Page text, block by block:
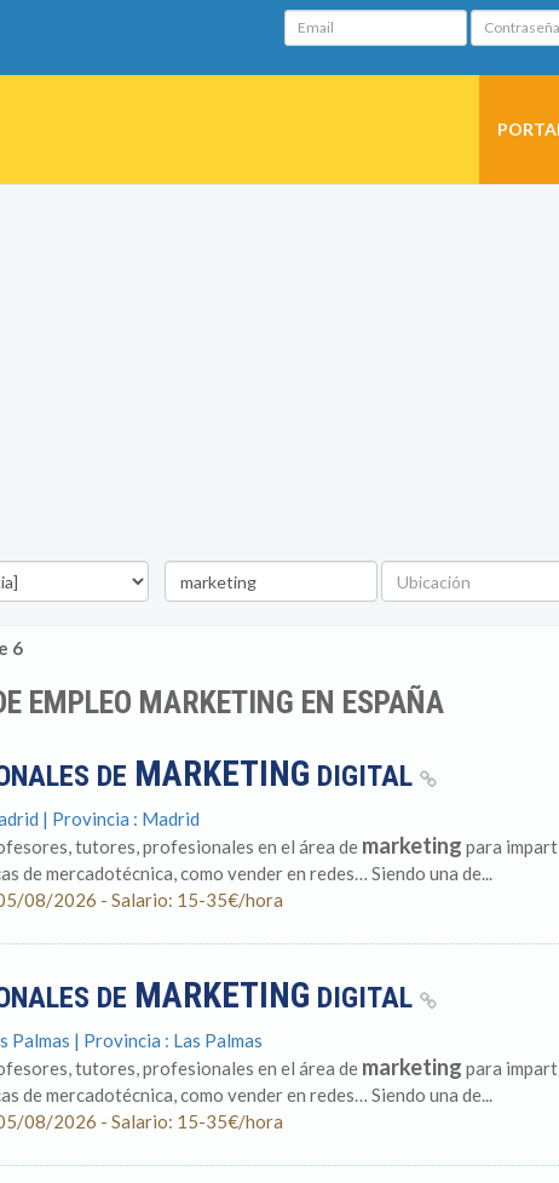
Email Contraseña
Palabra
clave
Ubicación
6
EMPLEO MARKETING EN ESPAÑA
DE MARKETING DIGITAL
| Provincia : Madrid
tutores, profesionales en el área de marketing para
de mercadotécnica, como vender en redes… Siendo una de...
08/2026 - Salario: 15-35€/hora
DE MARKETING DIGITAL
Palmas | Provincia : Las Palmas
tutores, profesionales en el área de marketing para
de mercadotécnica, como vender en redes… Siendo una de...
08/2026 - Salario: 15-35€/hora